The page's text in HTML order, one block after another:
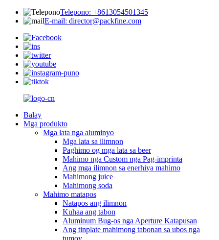
Telepono: +8613054501345
E-mail: director@packfine.com
Balay
Mga produkto
Mga lata nga aluminyo
Mga lata sa ilimnon
Paghimo og mga lata sa beer
Mahimo nga Custom nga Pag-imprinta
Ang mga ilimnon sa enerhiya mahimo
Mahimong juice
Mahimong soda
Mahimo matapos
Natapos ang ilimnon
Kuhaa ang tabon
Aluminum Bug-os nga Aperture Katapusan
Ang tinplate mahimong tabonan sa ubos nga
tumoy